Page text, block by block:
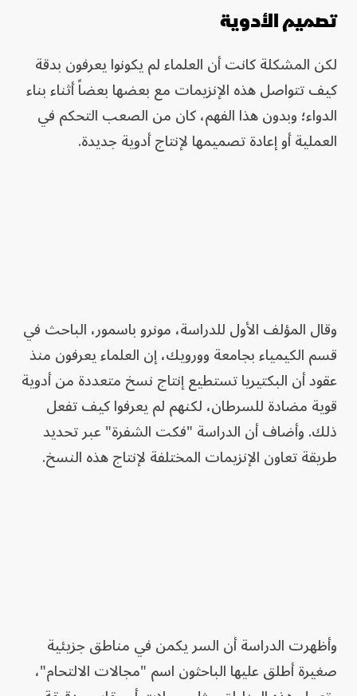
تصميم الأدوية
لكن المشكلة كانت أن العلماء لم يكونوا يعرفون بدقة
كيف تتواصل هذه الإنزيمات مع بعضها بعضاً أثناء بناء
الدواء؛ وبدون هذا الفهم، كان من الصعب التحكم في
العملية أو إعادة تصميمها لإنتاج أدوية جديدة.
وقال المؤلف الأول للدراسة، مونرو باسمور، الباحث في
قسم الكيمياء بجامعة وورويك، إن العلماء يعرفون منذ
عقود أن البكتيريا تستطيع إنتاج نسخ متعددة من أدوية
قوية مضادة للسرطان، لكنهم لم يعرفوا كيف تفعل
ذلك. وأضاف أن الدراسة "فكت الشفرة" عبر تحديد
طريقة تعاون الإنزيمات المختلفة لإنتاج هذه النسخ.
وأظهرت الدراسة أن السر يكمن في مناطق جزيئية
صغيرة أطلق عليها الباحثون اسم "مجالات الالتحام"،